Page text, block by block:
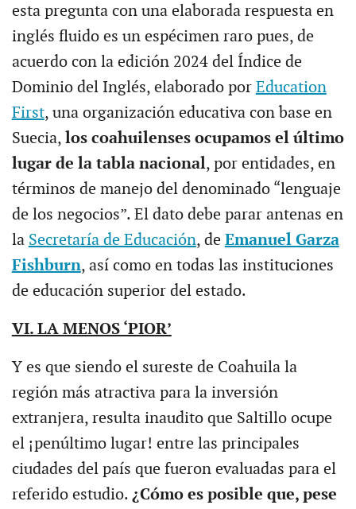
esta pregunta con una elaborada respuesta en
inglés fluido es un espécimen raro pues, de
acuerdo con la edición 2024 del Índice de
Dominio del Inglés, elaborado por Education
First, una organización educativa con base en
Suecia, los coahuilenses ocupamos el último
lugar de la tabla nacional, por entidades, en
términos de manejo del denominado “lenguaje
de los negocios”. El dato debe parar antenas en
la Secretaría de Educación, de Emanuel Garza
Fishburn, así como en todas las instituciones
de educación superior del estado.
VI. LA MENOS ‘PIOR’
Y es que siendo el sureste de Coahuila la
región más atractiva para la inversión
extranjera, resulta inaudito que Saltillo ocupe
el ¡penúltimo lugar! entre las principales
ciudades del país que fueron evaluadas para el
referido estudio. ¿Cómo es posible que, pese